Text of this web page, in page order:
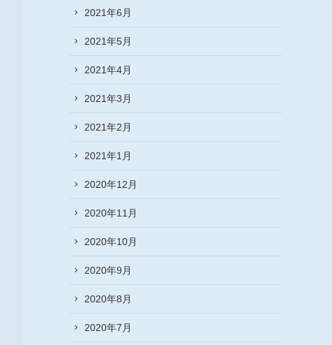
2021年6月
2021年5月
2021年4月
2021年3月
2021年2月
2021年1月
2020年12月
2020年11月
2020年10月
2020年9月
2020年8月
2020年7月